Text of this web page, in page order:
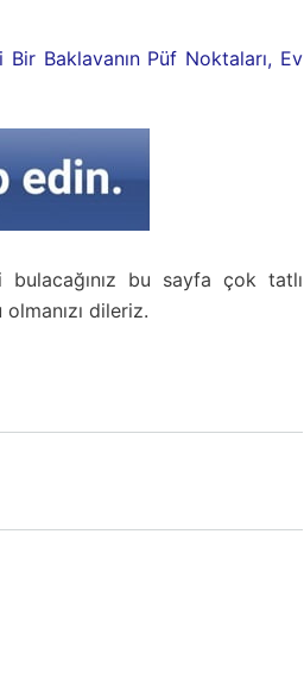
Bir Baklavanın Püf Noktaları, Ev
bu sayfa çok tatlı
dileriz.